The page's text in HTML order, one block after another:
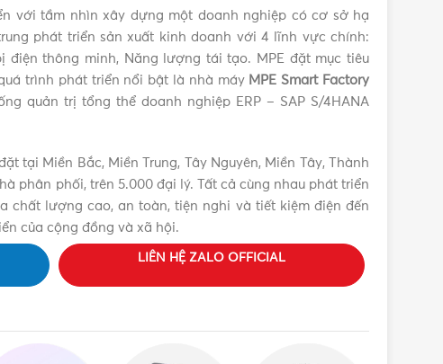
1.5W MPE LBD-3YL chính hãng với giá tốt nhất nhé!
với tầm nhìn xây dựng một doanh nghiệp có cơ sở hạ
phát triển sản xuất kinh doanh với 4 lĩnh vực chính:
điện thông minh, Năng lượng tái tạo. MPE đặt mục tiêu
trình phát triển nổi bật là nhà máy MPE Smart Factory
quản trị tổng thể doanh nghiệp ERP – SAP S/4HANA
tại Miền Bắc, Miền Trung, Tây Nguyên, Miền Tây, Thành
phân phối, trên 5.000 đại lý. Tất cả cùng nhau phát triển
chất lượng cao, an toàn, tiện nghi và tiết kiệm điện đến
của cộng đồng và xã hội.
LIÊN HỆ ZALO OFFICIAL